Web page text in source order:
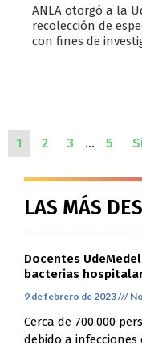
ANLA otorgó a la
recolección de
con fines de
1 2 3 … 5
LAS MÁS
Docentes
bacterias
9 de febrero de 2023
Cerca de 700.000
debido a